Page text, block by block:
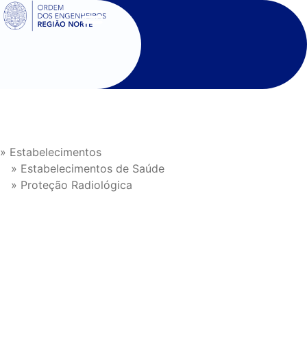
SIGOE
» Estabelecimentos
» Estabelecimentos de Saúde
» Proteção Radiológica